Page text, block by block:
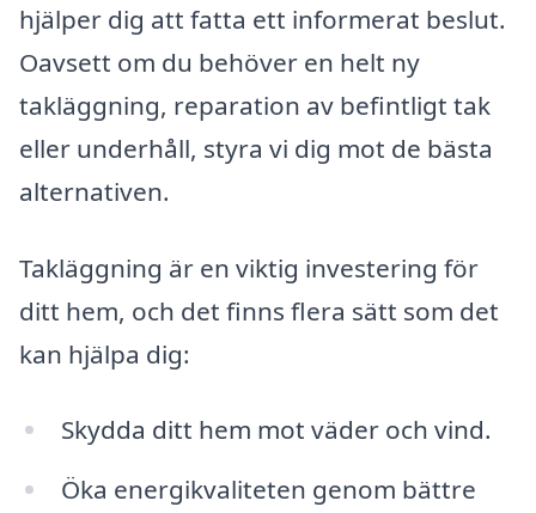
hjälper dig att fatta ett informerat beslut.
Oavsett om du behöver en helt ny
takläggning, reparation av befintligt tak
eller underhåll, styra vi dig mot de bästa
alternativen.
Takläggning är en viktig investering för
ditt hem, och det finns flera sätt som det
kan hjälpa dig:
Skydda ditt hem mot väder och vind.
Öka energikvaliteten genom bättre